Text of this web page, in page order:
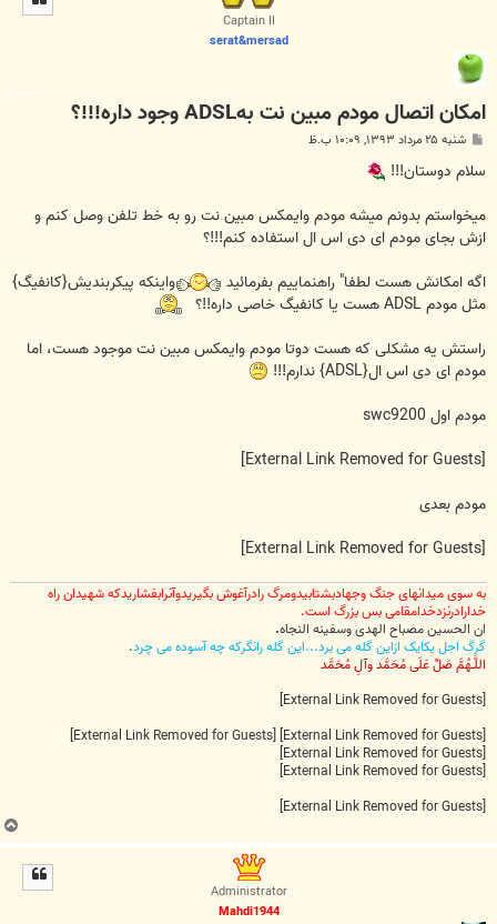
Captain II
serat&mersad
امکان اتصال مودم مبین نت بهADSL وجود داره!!!؟
ت
شنبه ۲۵ مرداد ۱۳۹۳, ۱۰:۰۹ ب.ظ
سلام دوستان!!!
میخواستم بدونم میشه مودم وایمکس مبین نت رو به خط تلفن وصل کنم و
ازش بجای مودم ای دی اس ال استفاده کنم!!!؟
اگه امکانش هست لطفا" راهنماییم بفرمائید
واینکه پیکربندیش{کانفیگ}
مثل مودم ADSL هست یا کانفیگ خاصی داره!!؟
راستش یه مشکلی که هست دوتا مودم وایمکس مبین نت موجود هست، اما
مودم ای دی اس ال{ADSL} ندارم!!!
مودم اول swc9200
[External Link Removed for Guests]
مودم بعدی
[External Link Removed for Guests]
به سوی میدانهای جنگ وجهادبشتابیدومرگ رادرآغوش بگیریدوآنرابفشاریدکه شهیدان راه
خدارادرنزدخدامقامی بس بزرگ است.
ان الحسین مصباح الهدی وسفینه النجاه.
گرگ اجل یکایک ازاین گله می برد...این گله رانگرکه چه آسوده می چرد.
اللَّـهُمَّ صَلِّ عَلَى مُحَمَّد وآلِ مُحَمَّد
[External Link Removed for Guests]
[External Link Removed for Guests]
[External Link Removed for Guests]
[External Link Removed for Guests]
[External Link Removed for Guests]
[External Link Removed for Guests]
Administrator
Mahdi1944